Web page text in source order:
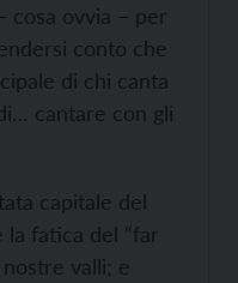
cosa ovvia – per
conto che
di chi canta
cantare con gli
capitale del
la fatica del “far
valli; e